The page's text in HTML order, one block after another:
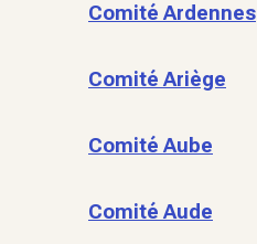
Comité Ardennes
Comité Ariège
Comité Aube
Comité Aude